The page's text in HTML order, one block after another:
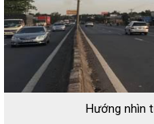
Hướng nhìn